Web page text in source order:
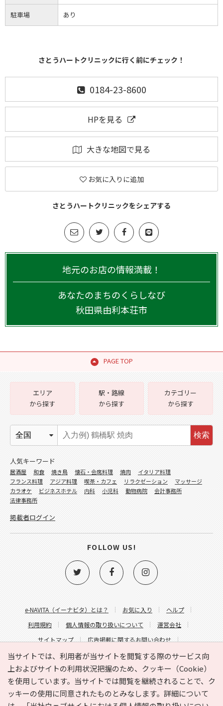
駐車場 あり
さとうハートクリニックに行く前にチェック！
0184-23-8600
HPを見る
大きな地図で見る
お気に入りに追加
さとうハートクリニックをシェアする
地元のお店の情報満載！
あなたのまちのくらしなび
秋田県由利本荘市
PAGE TOP
当サイトでは、利用者が当サイトを閲覧する際のサービス向
上およびサイトの利用状況把握のため、クッキー（Cookie）
を使用しています。当サイトでは閲覧を継続されることで、ク
ッキーの使用に同意されたものとみなします。詳細について
e-NAVITA（イーナビタ）とは？ お気に入り
ヘルプ
利用規約
個人情報の取り扱いについて
運営会社
サイトマップ
広告掲載に関するお問い合わせ
サイトの内容に関するお問い合わせ
エリア
から探す
駅・路線
から探す
カテゴリー
から探す
検索
人気キーワード
居酒屋 和食 焼き鳥 懐石・会席料理 焼肉
イタリア料理
フランス料理
アジア料理 喫茶・カフェ リラクゼーション
マッサージ
カラオケ
ビジネスホテル 内科 小児科 動物病院
会計事務所
法律事務所
掲載者ログイン
FOLLOW US!